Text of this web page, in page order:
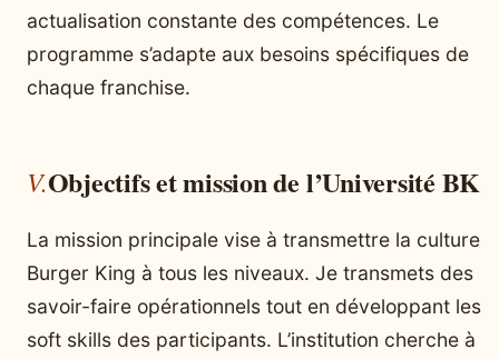
actualisation constante des compétences. Le
programme s’adapte aux besoins spécifiques de
chaque franchise.
Objectifs et mission de l’Université BK
La mission principale vise à transmettre la culture
Burger King à tous les niveaux. Je transmets des
savoir-faire opérationnels tout en développant les
soft skills des participants. L’institution cherche à